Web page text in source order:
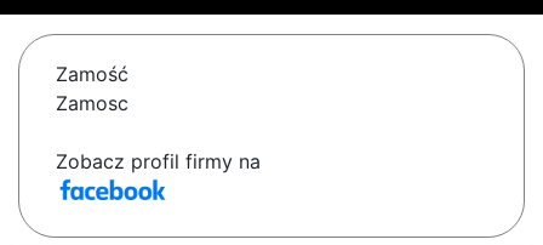
Zamość
Zamosc
Zobacz profil firmy na